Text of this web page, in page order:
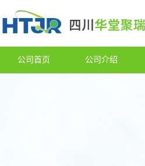
公司首页 公司介绍